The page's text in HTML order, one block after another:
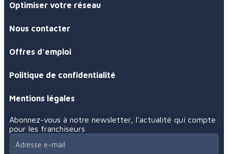
Optimiser votre réseau
Nous contacter
Offres d’emploi
Politique de confidentialité
Mentions légales
Abonnez-vous à notre newsletter, l’actualité qui compte
pour les franchiseurs